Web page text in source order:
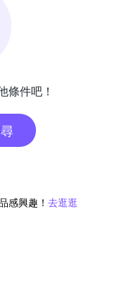
條件吧！
感興趣！ 去逛逛